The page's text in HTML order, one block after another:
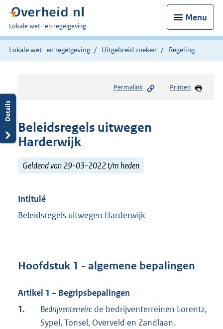
Menu
U
bent
hier:
Lokale wet- en regelgeving
Lokale wet- en regelgeving Uitgebreid zoeken Regeling
Permalink Printen
Beleidsregels uitwegen
Harderwijk
Geldend van 29-03-2022 t/m heden
Intitulé
Beleidsregels uitwegen Harderwijk
Hoofdstuk 1 - algemene bepalingen
Artikel 1 – Begripsbepalingen
1.
Bedrijventerrein: de bedrijventerreinen Lorentz,
Sypel, Tonsel, Overveld en Zandlaan.